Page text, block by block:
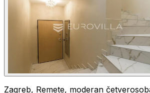
Zagreb, Remete, moderan